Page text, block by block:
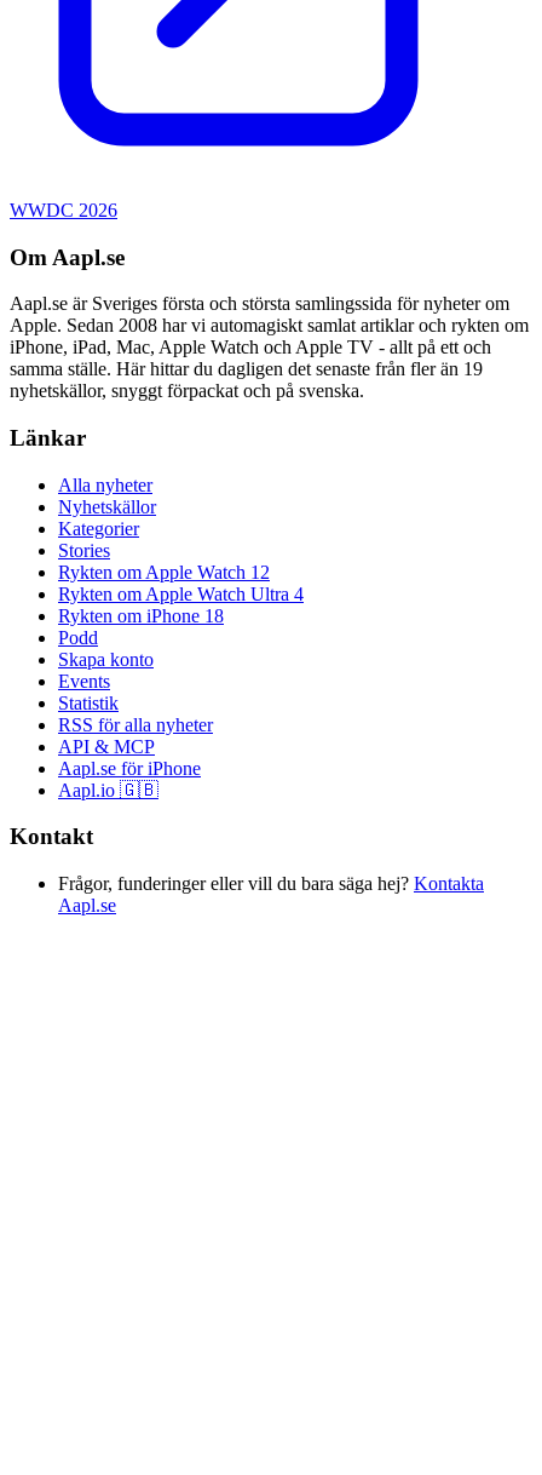
WWDC 2026
Om Aapl.se
Aapl.se är Sveriges första och största samlingssida för nyheter om
Apple. Sedan 2008 har vi automagiskt samlat artiklar och rykten om
iPhone, iPad, Mac, Apple Watch och Apple TV - allt på ett och
samma ställe. Här hittar du dagligen det senaste från fler än 19
nyhetskällor, snyggt förpackat och på svenska.
Länkar
Alla nyheter
Nyhetskällor
Kategorier
Stories
Rykten om Apple Watch 12
Rykten om Apple Watch Ultra 4
Rykten om iPhone 18
Podd
Skapa konto
Events
Statistik
RSS för alla nyheter
API & MCP
Aapl.se för iPhone
Aapl.io 🇬🇧
Kontakt
Frågor, funderinger eller vill du bara säga hej? Kontakta
Aapl.se